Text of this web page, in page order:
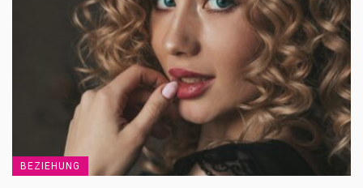
BEZIEHUNG